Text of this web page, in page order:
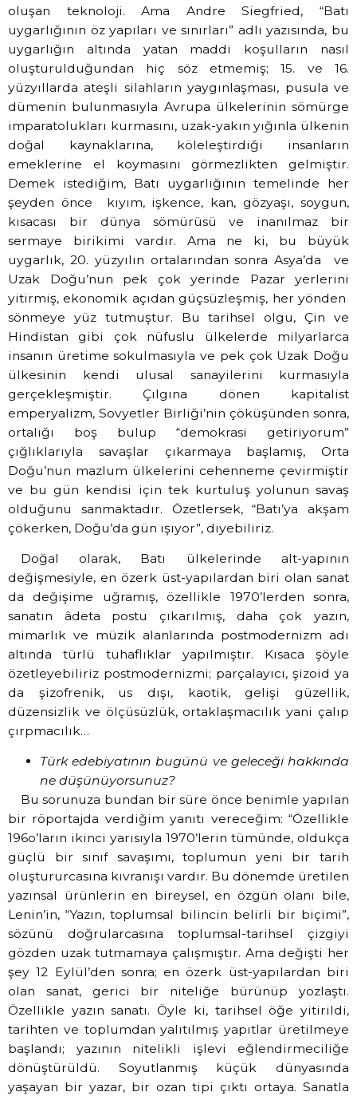
oluşan teknoloji. Ama Andre Siegfried, “Batı
uygarlığının öz yapıları ve sınırları” adlı yazısında, bu
uygarlığın altında yatan maddi koşulların nasıl
oluşturulduğundan hiç söz etmemiş; 15. ve 16.
yüzyıllarda ateşli silahların yaygınlaşması, pusula ve
dümenin bulunmasıyla Avrupa ülkelerinin sömürge
imparatolukları kurmasını, uzak-yakın yığınla ülkenin
doğal kaynaklarına, köleleştirdiği insanların
emeklerine el koymasını görmezlikten gelmiştir.
Demek istediğim, Batı uygarlığının temelinde her
şeyden önce
kıyım, işkence, kan, gözyaşı, soygun,
kısacası bir dünya sömürüsü ve inanılmaz bir
sermaye birikimi vardır. Ama ne ki, bu büyük
uygarlık, 20. yüzyılın ortalarından sonra Asya’da
ve
Uzak Doğu’nun pek çok yerinde Pazar yerlerini
yitirmiş, ekonomik açıdan güçsüzleşmiş, her yönden
sönmeye yüz tutmuştur. Bu tarihsel olgu, Çin ve
Hindistan gibi çok nüfuslu ülkelerde milyarlarca
insanın üretime sokulmasıyla ve pek çok Uzak Doğu
ülkesinin kendi ulusal sanayilerini kurmasıyla
gerçekleşmiştir. Çılgına dönen kapitalist
emperyalizm, Sovyetler Birliği’nin çöküşünden sonra,
ortalığı boş bulup “demokrasi getiriyorum”
çığlıklarıyla savaşlar çıkarmaya başlamış, Orta
Doğu’nun mazlum ülkelerini cehenneme çevirmiştir
ve bu gün kendisi için tek kurtuluş yolunun savaş
olduğunu sanmaktadır. Özetlersek, “Batı’ya akşam
çökerken, Doğu’da gün ışıyor”, diyebiliriz.
Doğal olarak, Batı ülkelerinde alt-yapının
değişmesiyle, en özerk üst-yapılardan biri olan sanat
da değişime uğramış, özellikle 1970’lerden sonra,
sanatın âdeta postu çıkarılmış, daha çok yazın,
mimarlık ve müzik alanlarında postmodernizm adı
altında türlü tuhaflıklar yapılmıştır. Kısaca şöyle
özetleyebiliriz postmodernizmi; parçalayıcı, şizoid ya
da şizofrenik, us dışı, kaotik, gelişi güzellik,
düzensizlik ve ölçüsüzlük, ortaklaşmacılık yani çalıp
çırpmacılık…
Türk edebiyatının bugünü ve geleceği hakkında
ne düşünüyorsunuz?
Bu sorunuza bundan bir süre önce benimle yapılan
bir röportajda verdiğim yanıtı vereceğim: “Özellikle
196o’ların ikinci yarısıyla 1970’lerin tümünde, oldukça
güçlü bir sınıf savaşımı, toplumun yeni bir tarih
oluştururcasına kıvranışı vardır. Bu dönemde üretilen
yazınsal ürünlerin en bireysel, en özgün olanı bile,
Lenin’in, “Yazın, toplumsal bilincin belirli bir biçimi”,
sözünü doğrularcasına toplumsal-tarihsel çizgiyi
gözden uzak tutmamaya çalışmıştır. Ama değişti her
şey 12 Eylül’den sonra; en özerk üst-yapılardan biri
olan sanat, gerici bir niteliğe bürünüp yozlaştı.
Özellikle yazın sanatı. Öyle ki, tarihsel öğe yitirildi,
tarihten ve toplumdan yalıtılmış yapıtlar üretilmeye
başlandı; yazının nitelikli işlevi eğlendirmeciliğe
dönüştürüldü. Soyutlanmış küçük dünyasında
yaşayan bir yazar, bir ozan tipi çıktı ortaya. Sanatla